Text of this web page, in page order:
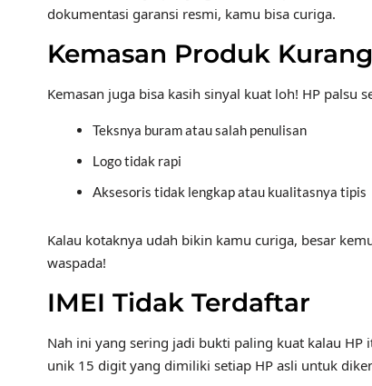
dokumentasi garansi resmi, kamu bisa curiga.
Kemasan Produk
Kemasan juga bisa kasih sinyal kuat loh! HP palsu
Teksnya buram atau salah penulisan
Logo tidak rapi
Aksesoris tidak lengkap atau kualitasnya tipis
Kalau kotaknya udah bikin kamu curiga, besar
waspada!
IMEI Tidak Terdaftar
Nah ini yang sering jadi bukti paling kuat kalau
unik 15 digit yang dimiliki setiap HP asli untuk